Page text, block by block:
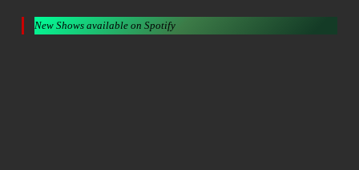
New Shows available on Spotify